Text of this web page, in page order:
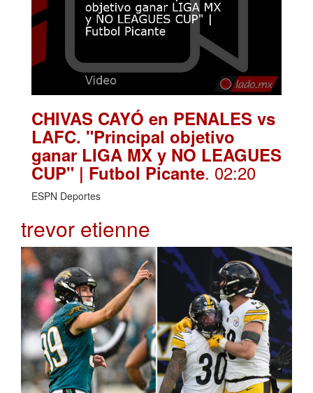
CHIVAS CAYÓ en PENALES vs
LAFC. "Principal objetivo
ganar LIGA MX y NO LEAGUES
CUP" | Futbol Picante. 02:20
ESPN Deportes
trevor etienne